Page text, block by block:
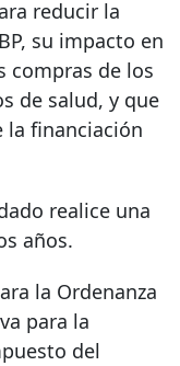
reducir la
su impacto en
compras de los
de salud, y que
la financiación
realice una
años.
la Ordenanza
para la
del